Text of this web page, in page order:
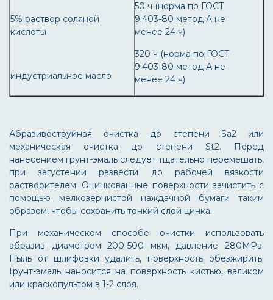
5% раствор соляной
кислоты
индустриальное масло
50 ч (норма по ГОСТ
9.403-80 метод А не
менее 24 ч)
320 ч (норма по ГОСТ
9.403-80 метод А не
менее 24 ч)
Абразивоструйная очистка до степени Sa2 или
механическая очистка до степени St2. Перед
нанесением грунт-эмаль следует тщательно перемешать,
при загустении развести до рабочей вязкости
растворителем. Оцинкованные поверхности зачистить с
помощью мелкозернистой наждачной бумаги таким
образом, чтобы сохранить тонкий слой цинка.
При механическом способе очистки использовать
абразив диаметром 200-500 мкм, давление 280МРа.
Пыль от шлифовки удалить, поверхность обезжирить.
Грунт-эмаль наносится на поверхность кистью, валиком
или краскопультом в 1-2 слоя.